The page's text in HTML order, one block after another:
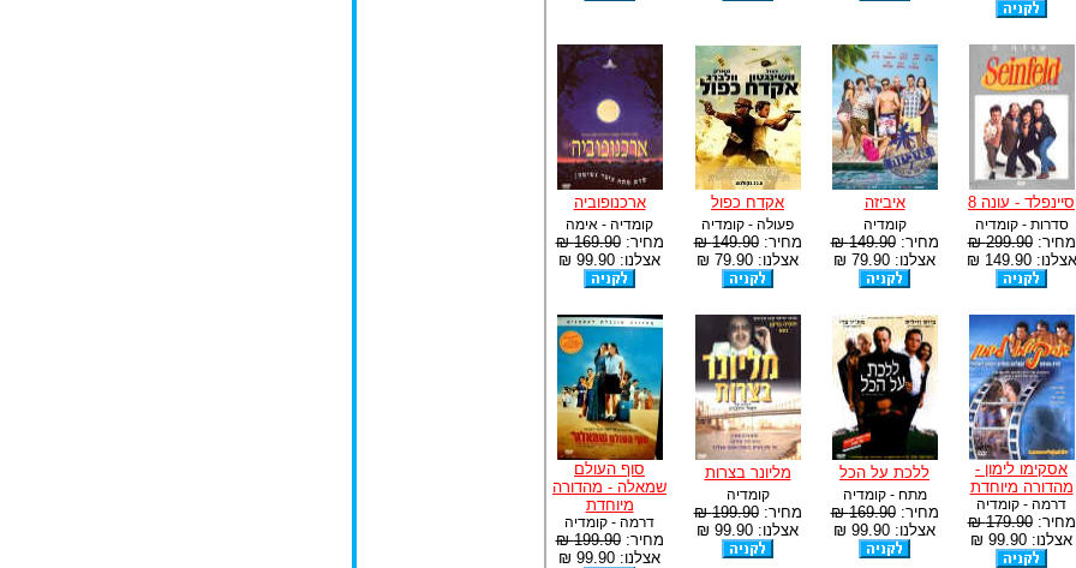
סיינפלד - עונה 8
סדרות - קומדיה
מחיר:299.90 ₪
אצלנו: 149.90 ₪
איביזה
קומדיה
מחיר:149.90 ₪
אצלנו: 79.90 ₪
אקדח כפול
פעולה - קומדיה
מחיר:149.90 ₪
אצלנו: 79.90 ₪
ארכנופוביה
קומדיה - אימה
מחיר:169.90 ₪
אצלנו: 99.90 ₪
אסקימו לימון -
מהדורה מיוחדת
דרמה - קומדיה
מחיר:179.90 ₪
אצלנו: 99.90 ₪
ללכת על הכל
מתח - קומדיה
מחיר:169.90 ₪
אצלנו: 99.90 ₪
מליונר בצרות
קומדיה
מחיר:199.90 ₪
אצלנו: 99.90 ₪
סוף העולם
שמאלה - מהדורה
מיוחדת
דרמה - קומדיה
מחיר:199.90 ₪
אצלנו: 99.90 ₪